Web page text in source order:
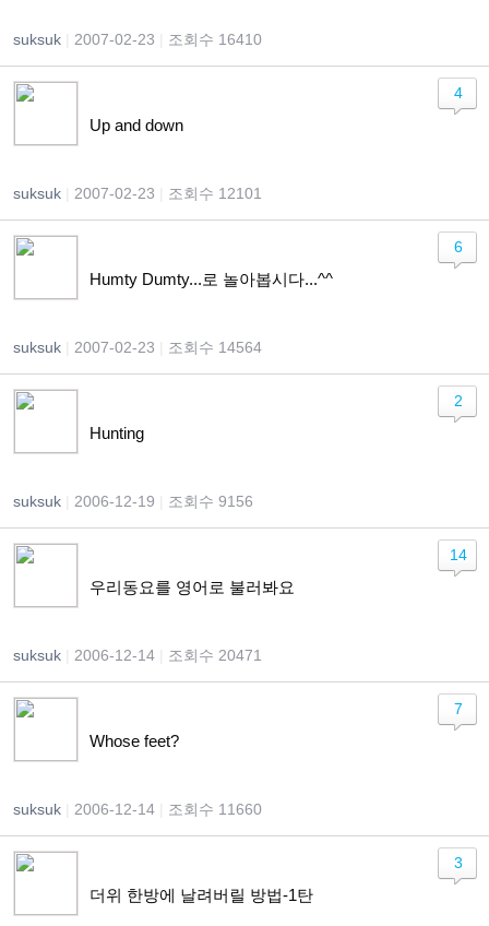
suksuk 2007-02-23 조회수 16410
Up and down
suksuk 2007-02-23 조회수 12101
4
Humty Dumty...로 놀아봅시다...^^
suksuk 2007-02-23 조회수 14564
6
Hunting
suksuk 2006-12-19 조회수 9156
2
우리동요를 영어로 불러봐요
suksuk 2006-12-14 조회수 20471
14
Whose feet?
suksuk 2006-12-14 조회수 11660
7
더위 한방에 날려버릴 방법-1탄
3